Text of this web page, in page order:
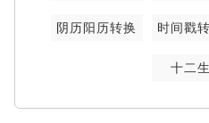
阴历阳历转换 时间戳
十二